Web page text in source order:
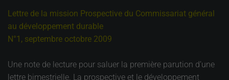
Lettre de la mission Prospective du Commissariat général
au développement durable
N°1, septembre octobre 2009
Une note de lecture pour saluer la première parution d’une
lettre bimestrielle. La prospective et le développement